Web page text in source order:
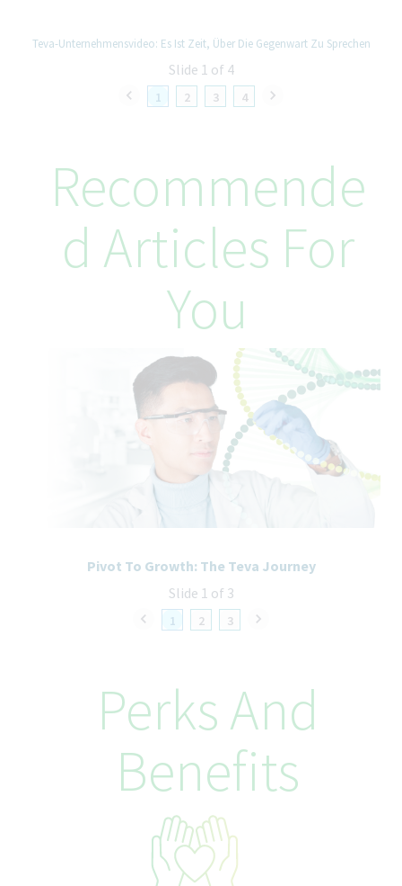
1 2 3 4
Teva-Unternehmensvideo: Es Ist Zeit, Über Die Gegenwart Zu Sprechen
Slide 1 of 4
Recommende
D Articles For
You
1 2 3
Pivot To Growth: The Teva Journey
Slide 1 of 3
Perks And
Benefits